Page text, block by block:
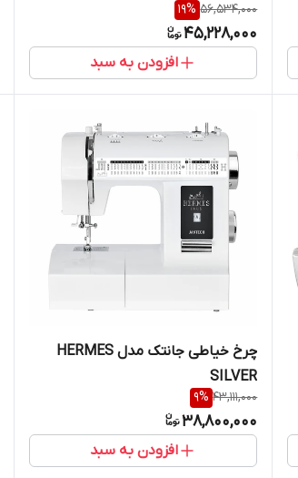
56,534,000
19%
45,228,000
افزودن به سبد
چرخ خیاطی جانتک مدل HERMES
SILVER
43,111,000
9%
38,800,000
افزودن به سبد